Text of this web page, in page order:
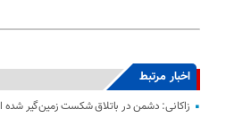
اخبار مرتبط
زاکانی: دشمن در باتلاق شکست زمین‌گیر